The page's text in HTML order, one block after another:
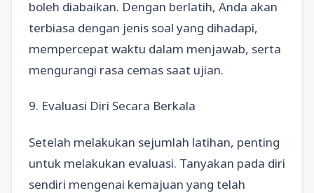
boleh diabaikan. Dengan berlatih, Anda akan
terbiasa dengan jenis soal yang dihadapi,
mempercepat waktu dalam menjawab, serta
mengurangi rasa cemas saat ujian.
9. Evaluasi Diri Secara Berkala
Setelah melakukan sejumlah latihan, penting
untuk melakukan evaluasi. Tanyakan pada diri
sendiri mengenai kemajuan yang telah